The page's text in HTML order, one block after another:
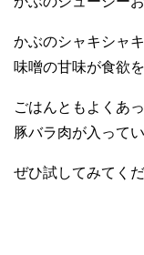
かぶのシャキシャ
味噌の甘味が食欲
ごはんともよくあ
豚バラ肉が入って
ぜひ試してみてくだ